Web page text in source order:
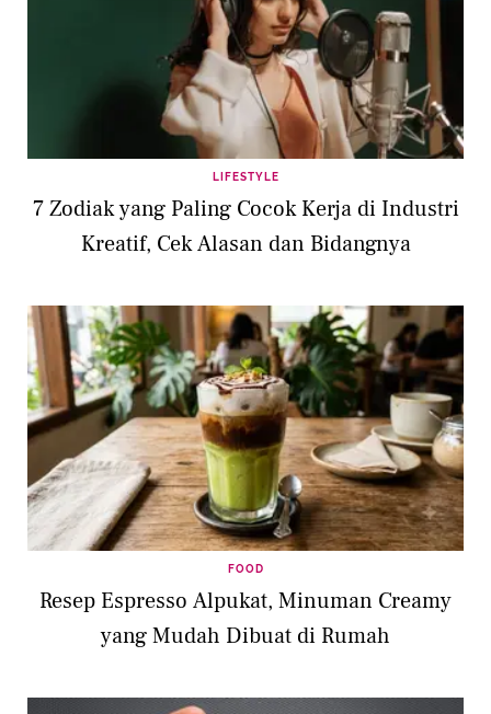
LIFESTYLE
7 Zodiak yang Paling Cocok Kerja di Industri
Kreatif, Cek Alasan dan Bidangnya
FOOD
Resep Espresso Alpukat, Minuman Creamy
yang Mudah Dibuat di Rumah